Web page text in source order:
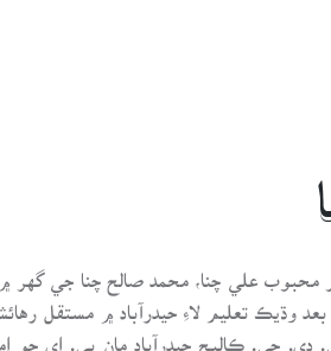
وڌيڪ تعليم لاءِ حيدرآباد ۾ مستقل رهائش
جي. ڪاليج حيدرآباد مان بي. اي جو